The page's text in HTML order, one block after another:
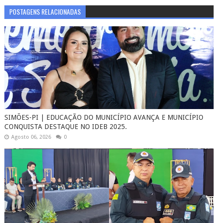
POSTAGENS RELACIONADAS
SIMÕES-PI | EDUCAÇÃO DO MUNICÍPIO AVANÇA E MUNICÍPIO
CONQUISTA DESTAQUE NO IDEB 2025.
Agosto 06, 2026 0